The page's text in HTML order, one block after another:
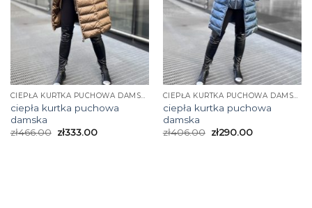
CIEPŁA KURTKA PUCHOWA DAMSKA
ciepła kurtka puchowa
damska
zł466.00 zł333.00
CIEPŁA KURTKA PUCHOWA DAMSKA
ciepła kurtka puchowa
damska
zł406.00 zł290.00